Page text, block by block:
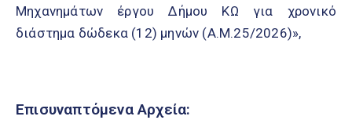
Μηχανημάτων έργου Δήμου ΚΩ για χρονικό
διάστημα δώδεκα (12) μηνών (Α.Μ.25/2026)»,
Επισυναπτόμενα Αρχεία: